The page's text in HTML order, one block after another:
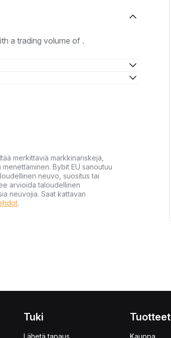
a trading volume of .
merkittäviä markkinariskejä,
Bybit EU sanoutuu
neuvo, suositus tai
arvioida taloudellinen
neuvojia. Saat kattavan
.
Tuki
Lähetä tapaus
Tuotteet
Kauppa